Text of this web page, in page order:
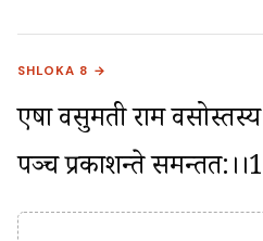
SHLOKA 8 →
एषा वसुमती राम
पञ्च प्रकाशन्ते